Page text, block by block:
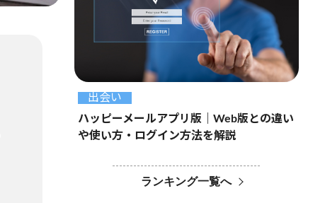
出会い
ハッピーメールアプリ版｜Web版との違い
や使い方・ログイン方法を解説
ランキング一覧へ